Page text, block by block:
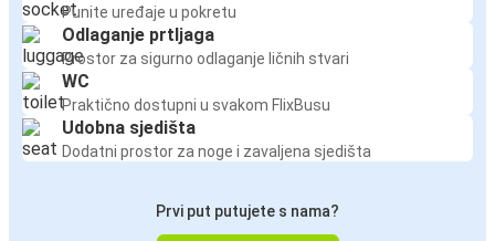
Punite uređaje u pokretu
Odlaganje prtljaga
Prostor za sigurno odlaganje ličnih stvari
WC
Praktično dostupni u svakom FlixBusu
Udobna sjedišta
Dodatni prostor za noge i zavaljena sjedišta
Prvi put putujete s nama?